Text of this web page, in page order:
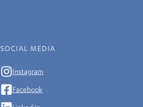
SOCIAL MEDIA
Instagram
Facebook